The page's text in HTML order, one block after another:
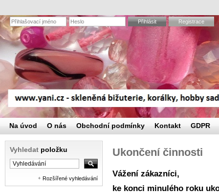
Přihlásit Registrace
Vyhledat položku
Rozšířené vyhledávání
Ukončení činnosti
Vážení zákazníci,
ke konci minulého roku
Na úvod O nás Obchodní podmínky Kontakt GDPR